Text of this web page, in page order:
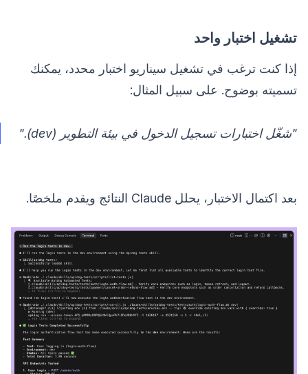
تشغيل اختبار واحد
إذا كنت ترغب في تشغيل سيناريو اختبار محدد، يمكنك
تسميته بوضوح. على سبيل المثال:
"شغّل اختبارات تسجيل الدخول في بيئة التطوير (dev)."
بعد اكتمال الاختبار، يحلل Claude النتائج ويقدم ملخصًا.